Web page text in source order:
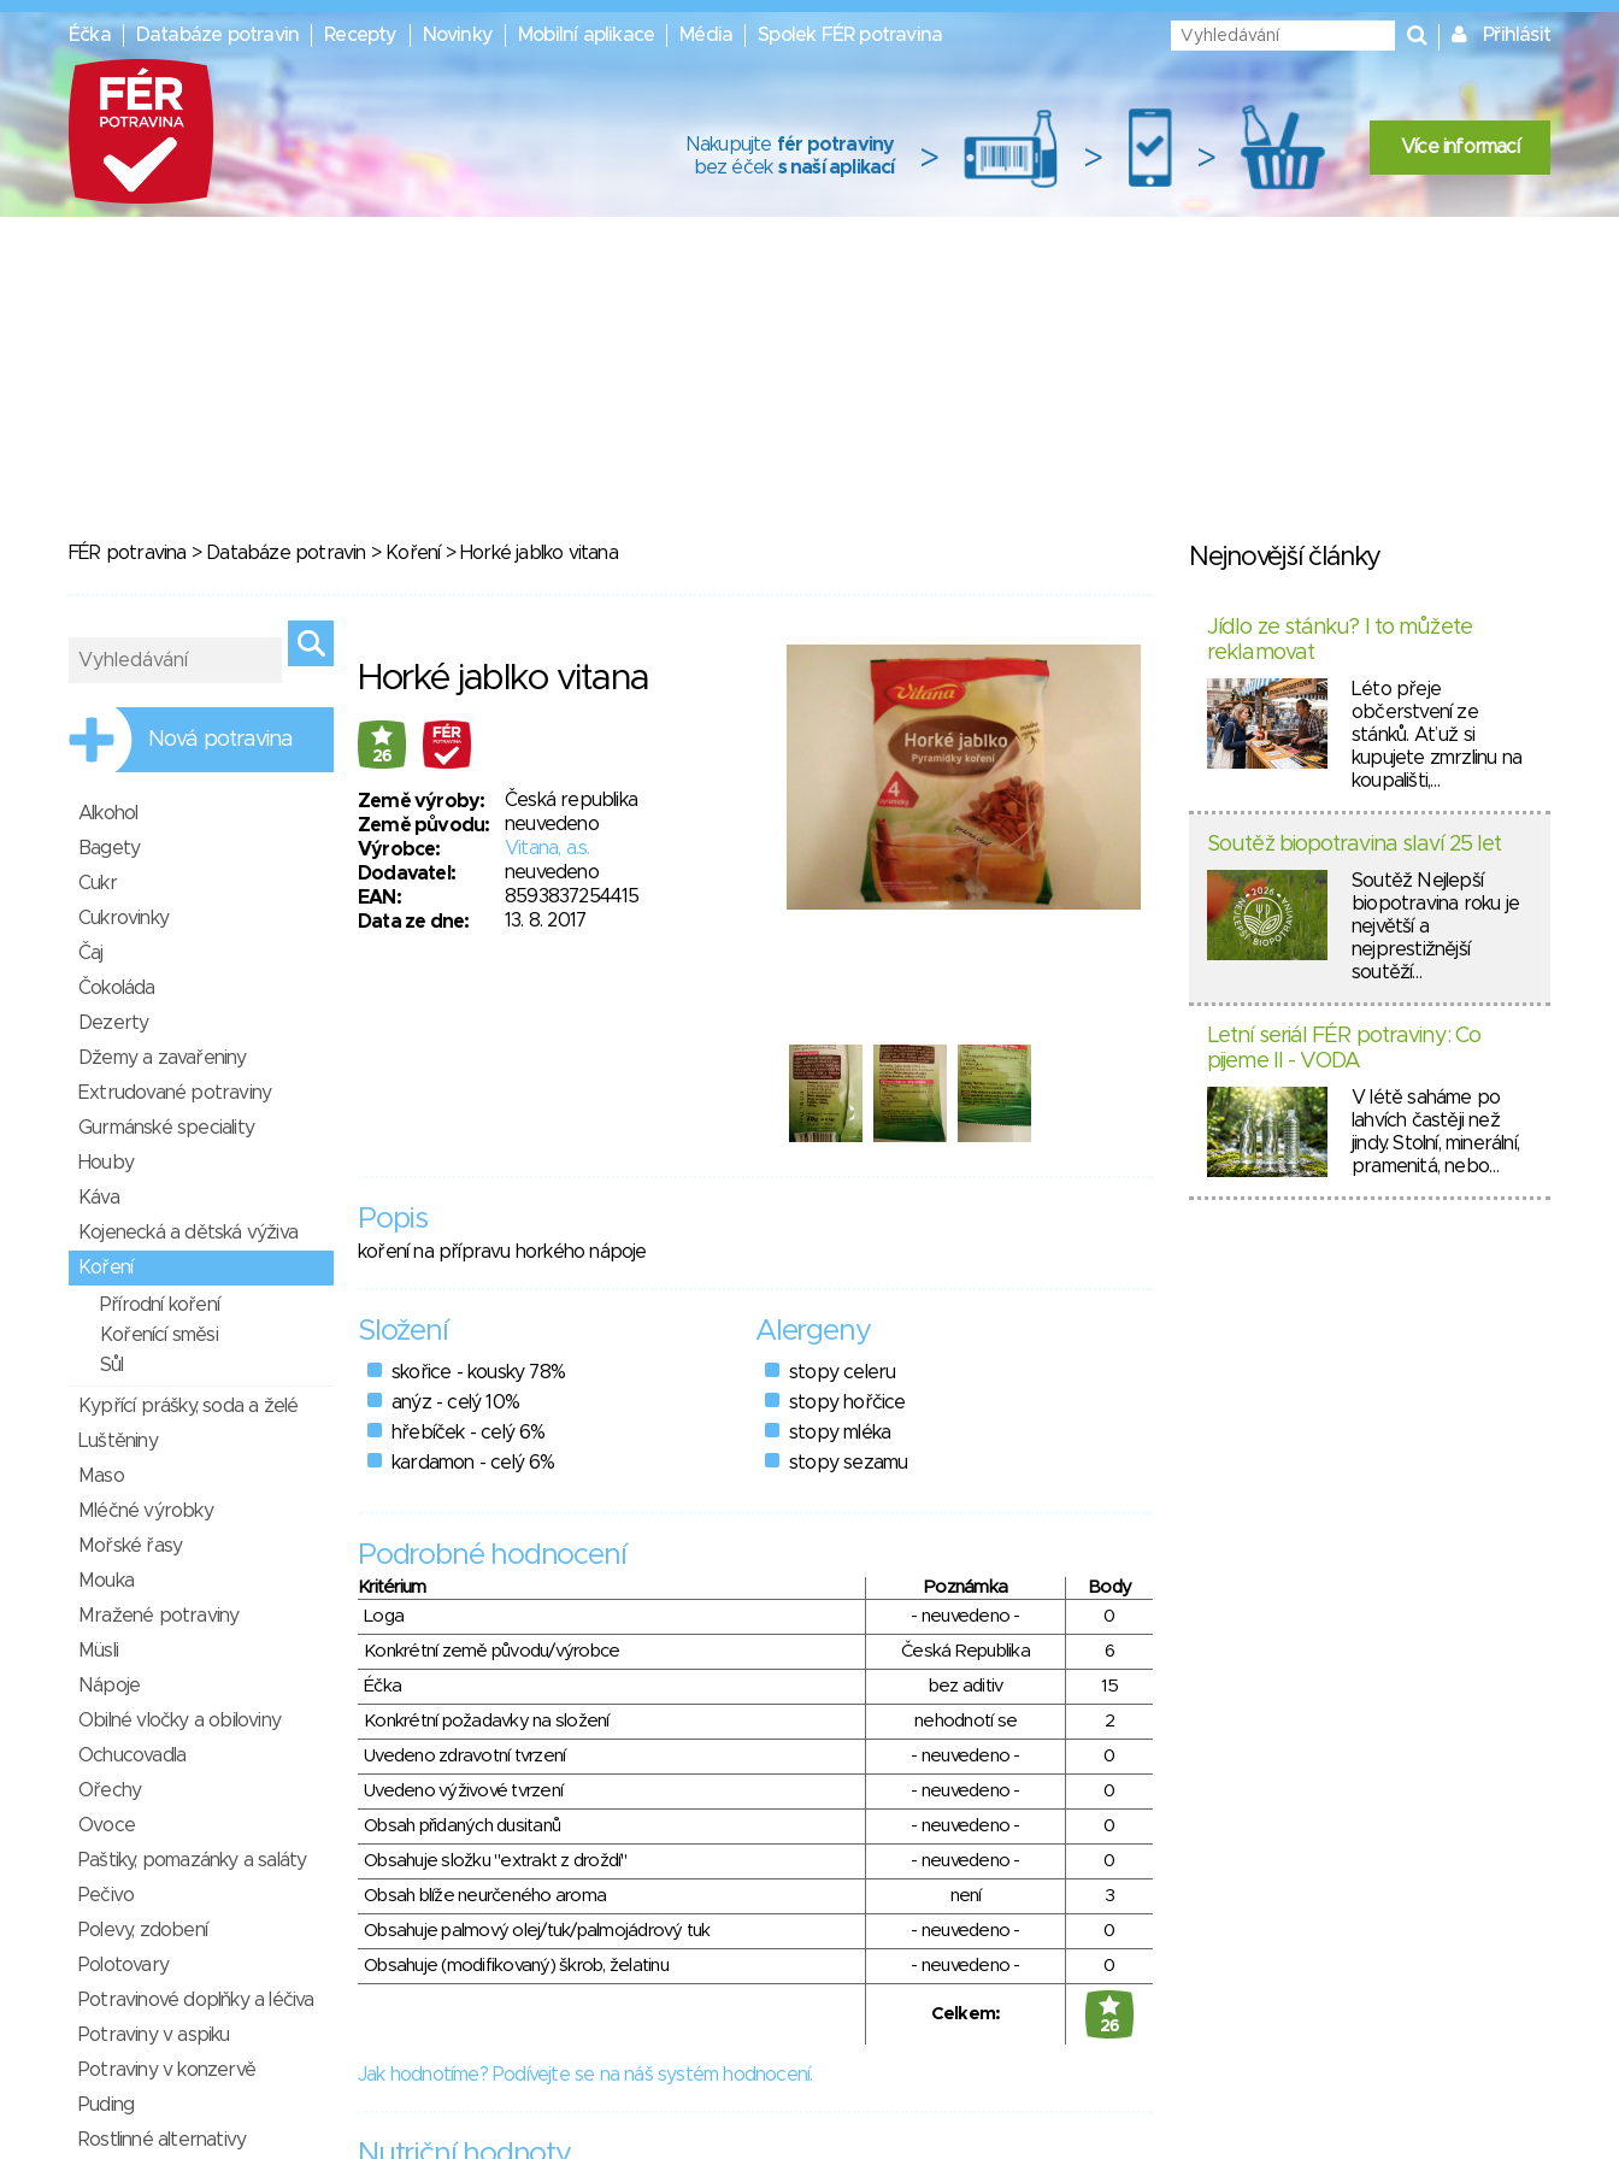
Éčka Databáze potravin Recepty Novinky Mobilní aplikace Média Spolek FÉR potravina Přihlásit
Nakupujte fér potraviny
bez éček s naší aplikací > > > Více informací
FÉR potravina > Databáze potravin > Koření> Horké jablko vitana
Horké jablko vitana
26
Země výroby:
Česká republika
Země původu:
neuvedeno
Výrobce:
Vitana, a.s.
Dodavatel:
neuvedeno
EAN:
8593837254415
Data ze dne:
13. 8. 2017
Popis
koření na přípravu horkého nápoje
Složení
skořice - kousky 78%
anýz - celý 10%
hřebíček - celý 6%
kardamon - celý 6%
Alergeny
stopy celeru
stopy hořčice
stopy mléka
stopy sezamu
Podrobné hodnocení
Kritérium Poznámka
Body
Loga
- neuvedeno -
0
Konkrétní země původu/výrobce
Česká Republika
6
Éčka
bez aditiv
15
Konkrétní požadavky na složení
nehodnotí se
2
Uvedeno zdravotní tvrzení
- neuvedeno -
0
Uvedeno výživové tvrzení
- neuvedeno -
0
Obsah přidaných dusitanů
- neuvedeno -
0
Obsahuje složku "extrakt z droždí"
- neuvedeno -
0
Obsah blíže neurčeného aroma
není
3
Obsahuje palmový olej/tuk/palmojádrový tuk
- neuvedeno -
0
Obsahuje (modifikovaný) škrob, želatinu
- neuvedeno - 0
Celkem:
26
Jak hodnotíme? Podívejte se na náš systém hodnocení.
Nová potravina
Alkohol
Bagety
Cukr
Cukrovinky
Čaj
Čokoláda
Dezerty
Džemy a zavařeniny
Extrudované potraviny
Gurmánské speciality
Houby
Káva
Kojenecká a dětská výživa
Koření
Přírodní koření
Kořenící směsi
Sůl
Kypřící prášky, soda a želé
Luštěniny
Maso
Mléčné výrobky
Mořské řasy
Mouka
Mražené potraviny
Müsli
Nápoje
Obilné vločky a obiloviny
Ochucovadla
Ořechy
Ovoce
Paštiky, pomazánky a saláty
Pečivo
Polevy, zdobení
Polotovary
Potravinové doplňky a léčiva
Potraviny v aspiku
Potraviny v konzervě
Puding
Rostlinné alternativy
Nejnovější články
Jídlo ze stánku? I to můžete
reklamovat
Léto přeje
občerstvení ze
stánků. Ať už si
kupujete zmrzlinu na
koupališti,…
Soutěž biopotravina slaví 25 let
Soutěž Nejlepší
biopotravina roku je
největší a
nejprestižnější
soutěží…
Letní seriál FÉR potraviny: Co
pijeme II - VODA
V létě saháme po
lahvích častěji než
jindy. Stolní, minerální,
pramenitá, nebo…